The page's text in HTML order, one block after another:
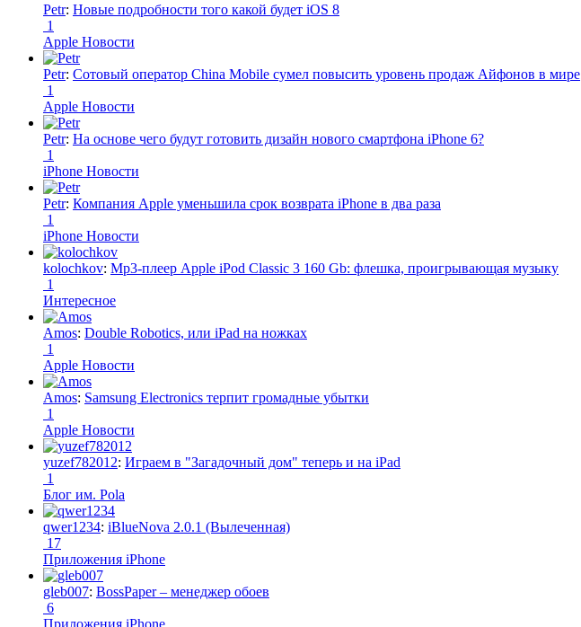
Petr: Новые подробности того какой будет iOS 8
1
Apple Новости
Petr: Сотовый оператор China Mobile сумел повысить уровень продаж Айфонов в мире
1
Apple Новости
Petr: На основе чего будут готовить дизайн нового смартфона iPhone 6?
1
iPhone Новости
Petr: Компания Apple уменьшила срок возврата iPhone в два раза
1
iPhone Новости
kolochkov: Mp3-плеер Apple iPod Classic 3 160 Gb: флешка, проигрывающая музыку
1
Интересное
Amos: Double Robotics, или iPad на ножках
1
Apple Новости
Amos: Samsung Electronics терпит громадные убытки
1
Apple Новости
yuzef782012: Играем в "Загадочный дом" теперь и на iPad
1
Блог им. Pola
qwer1234: iBlueNova 2.0.1 (Вылеченная)
17
Приложения iPhone
gleb007: BossPaper – менеджер обоев
6
Приложения iPhone